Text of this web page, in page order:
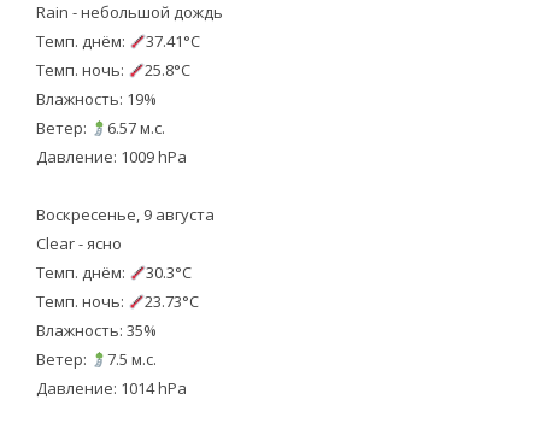
Rain - небольшой дождь
Темп. днём:
37.41°C
Темп. ночь:
25.8°C
Влажность: 19%
Ветер:
6.57 м.с.
Давление: 1009 hPa
Воскресенье, 9 августа
Clear - ясно
Темп. днём:
30.3°C
Темп. ночь:
23.73°C
Влажность: 35%
Ветер:
7.5 м.с.
Давление: 1014 hPa